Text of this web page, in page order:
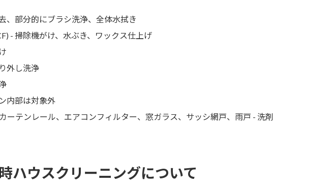
、部分的にブラシ洗浄、全体水拭き
- 掃除機がけ、水ぶき、ワックス仕上げ
外し洗浄
内部は対象外
ーテンレール、エアコンフィルター、窓ガラス、サッシ網戸、雨戸 - 洗剤
ハウスクリーニングについて